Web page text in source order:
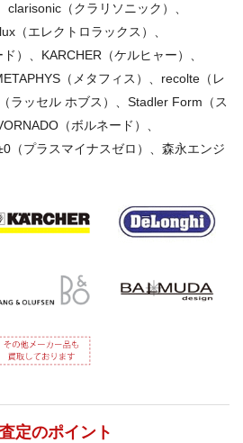
（クラリソニック）、
（エレクトロラックス）、
）、KARCHER（ケルヒャー）、
（メタフィス）、recolte（レ
ラッセル ホブス）、Stadler Form（ス
（ボルネード）、
（プラスマイナスゼロ）、森永エンジ
定のポイント